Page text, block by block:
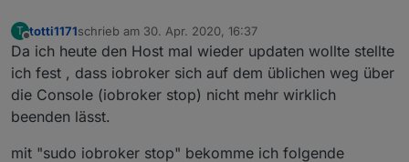
T
Offline
totti1171schrieb am 30. Apr. 2020, 16:37
zuletzt editiert von
Da ich heute den Host mal wieder updaten wollte stellte
ich fest , dass iobroker sich auf dem üblichen weg über
die Console (iobroker stop) nicht mehr wirklich
beenden lässt.
mit "sudo iobroker stop" bekomme ich folgende